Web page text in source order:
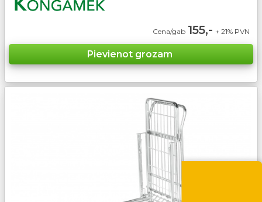
Vasara nāk ar
Izmanto atlaides
Cena/gab 155,- + 21% PVN